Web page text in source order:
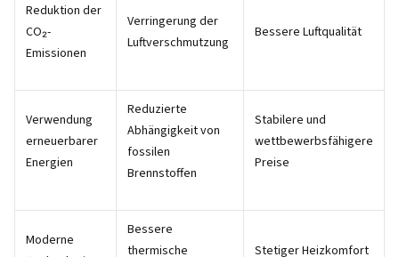
Reduktion der
CO₂-
Emissionen
Verringerung der
Luftverschmutzung
Bessere Luftqualität
Verwendung
erneuerbarer
Energien
Reduzierte
Abhängigkeit von
fossilen
Brennstoffen
Stabilere und
wettbewerbsfähigere
Preise
Moderne
Bessere
thermische
Stetiger Heizkomfort